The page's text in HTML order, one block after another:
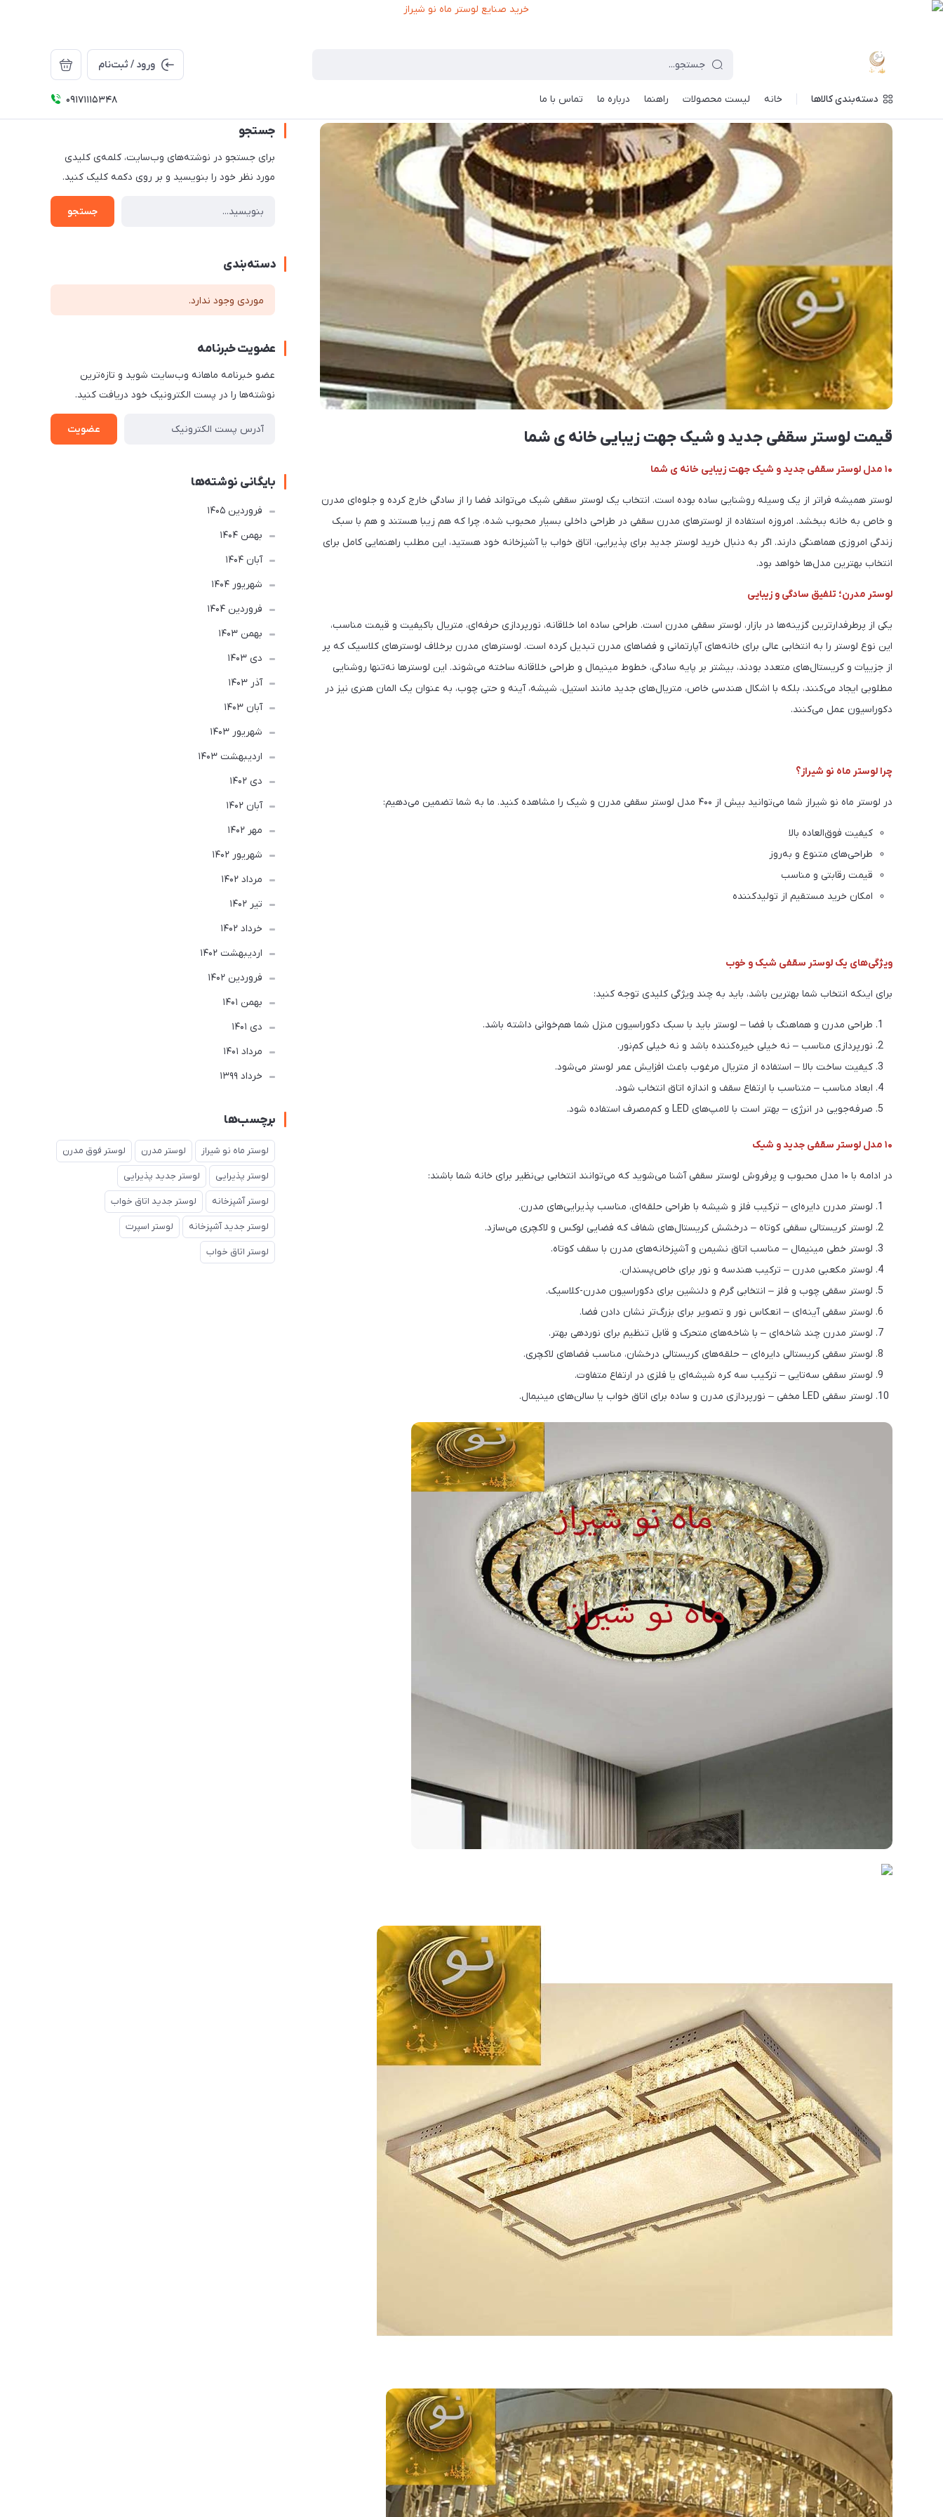
ورود / ثبت‌نام
دسته‌بندی کالاها خانه لیست محصولات راهنما درباره ما تماس با ما 09171115348 ماه نو / بایگانی نوشته‌ها / قیمت لوستر سقفی جدید و شیک جهت زیبایی خانه ی شما
قیمت لوستر سقفی جدید و شیک جهت زیبایی خانه ی شما
۱۰ مدل لوستر سقفی جدید و شیک جهت زیبایی خانه ی شما
لوستر همیشه فراتر از یک وسیله روشنایی ساده بوده است. انتخاب یک لوستر سقفی شیک می‌تواند فضا را از سادگی خارج کرده و جلوه‌ای مدرن
و خاص به خانه ببخشد. امروزه استفاده از لوسترهای مدرن سقفی در طراحی داخلی بسیار محبوب شده، چرا که هم زیبا هستند و هم با سبک
زندگی امروزی هماهنگی دارند. اگر به دنبال خرید لوستر جدید برای پذیرایی، اتاق خواب یا آشپزخانه خود هستید، این مطلب راهنمایی کامل برای
انتخاب بهترین مدل‌ها خواهد بود.
لوستر مدرن؛ تلفیق سادگی و زیبایی
یکی از پرطرفدارترین گزینه‌ها در بازار، لوستر سقفی مدرن است. طراحی ساده اما خلاقانه، نورپردازی حرفه‌ای، متریال باکیفیت و قیمت مناسب،
این نوع لوستر را به انتخابی عالی برای خانه‌های آپارتمانی و فضاهای مدرن تبدیل کرده است. لوسترهای مدرن برخلاف لوسترهای کلاسیک که پر
از جزییات و کریستال‌های متعدد بودند، بیشتر بر پایه سادگی، خطوط مینیمال و طراحی خلاقانه ساخته می‌شوند. این لوسترها نه‌تنها روشنایی
مطلوبی ایجاد می‌کنند، بلکه با اشکال هندسی خاص، متریال‌های جدید مانند استیل، شیشه، آینه و حتی چوب، به عنوان یک المان هنری نیز در
دکوراسیون عمل می‌کنند.
چرا لوستر ماه نو شیراز؟
در لوستر ماه نو شیراز شما می‌توانید بیش از ۴۰۰ مدل لوستر سقفی مدرن و شیک را مشاهده کنید. ما به شما تضمین می‌دهیم:
کیفیت فوق‌العاده بالا
طراحی‌های متنوع و به‌روز
قیمت رقابتی و مناسب
امکان خرید مستقیم از تولیدکننده
ویژگی‌های یک لوستر سقفی شیک و خوب
برای اینکه انتخاب شما بهترین باشد، باید به چند ویژگی کلیدی توجه کنید:
طراحی مدرن و هماهنگ با فضا – لوستر باید با سبک دکوراسیون منزل شما هم‌خوانی داشته باشد.
نورپردازی مناسب – نه خیلی خیره‌کننده باشد و نه خیلی کم‌نور.
کیفیت ساخت بالا – استفاده از متریال مرغوب باعث افزایش عمر لوستر می‌شود.
ابعاد مناسب – متناسب با ارتفاع سقف و اندازه اتاق انتخاب شود.
صرفه‌جویی در انرژی – بهتر است با لامپ‌های LED و کم‌مصرف استفاده شود.
۱۰ مدل لوستر سقفی جدید و شیک
در ادامه با ۱۰ مدل محبوب و پرفروش لوستر سقفی آشنا می‌شوید که می‌توانند انتخابی بی‌نظیر برای خانه شما باشند:
لوستر مدرن دایره‌ای – ترکیب فلز و شیشه با طراحی حلقه‌ای، مناسب پذیرایی‌های مدرن.
لوستر کریستالی سقفی کوتاه – درخشش کریستال‌های شفاف که فضایی لوکس و لاکچری می‌سازد.
لوستر خطی مینیمال – مناسب اتاق نشیمن و آشپزخانه‌های مدرن با سقف کوتاه.
لوستر مکعبی مدرن – ترکیب هندسه و نور برای خاص‌پسندان.
لوستر سقفی چوب و فلز – انتخابی گرم و دلنشین برای دکوراسیون مدرن-کلاسیک.
لوستر سقفی آینه‌ای – انعکاس نور و تصویر برای بزرگ‌تر نشان دادن فضا.
لوستر مدرن چند شاخه‌ای – با شاخه‌های متحرک و قابل تنظیم برای نوردهی بهتر.
لوستر سقفی کریستالی دایره‌ای – حلقه‌های کریستالی درخشان، مناسب فضاهای لاکچری.
لوستر سقفی سه‌تایی – ترکیب سه کره شیشه‌ای یا فلزی در ارتفاع متفاوت.
لوستر سقفی LED مخفی – نورپردازی مدرن و ساده برای اتاق خواب یا سالن‌های مینیمال.
جستجو
برای جستجو در نوشته‌های وب‌سایت، کلمه‌ی کلیدی
مورد نظر خود را بنویسید و بر روی دکمه کلیک کنید.
جستجو
دسته‌بندی
موردی وجود ندارد.
عضویت خبرنامه
عضو خبرنامه ماهانه وب‌سایت شوید و تازه‌ترین
نوشته‌ها را در پست الکترونیک خود دریافت کنید.
عضویت
بایگانی نوشته‌ها
فروردین 1405
بهمن 1404
آبان 1404
شهریور 1404
فروردین 1404
بهمن 1403
دی 1403
آذر 1403
آبان 1403
شهریور 1403
ارديبهشت 1403
دی 1402
آبان 1402
مهر 1402
شهریور 1402
مرداد 1402
تير 1402
خرداد 1402
ارديبهشت 1402
فروردین 1402
بهمن 1401
دی 1401
مرداد 1401
خرداد 1399
برچسب‌ها
لوستر ماه نو شیراز لوستر مدرن لوستر فوق مدرن
لوستر پذیرایی لوستر جدید پذیرایی
لوستر آشپزخانه لوستر جدید اتاق خواب
لوستر جدید آشپزخانه لوستر اسپرت
لوستر اتاق خواب